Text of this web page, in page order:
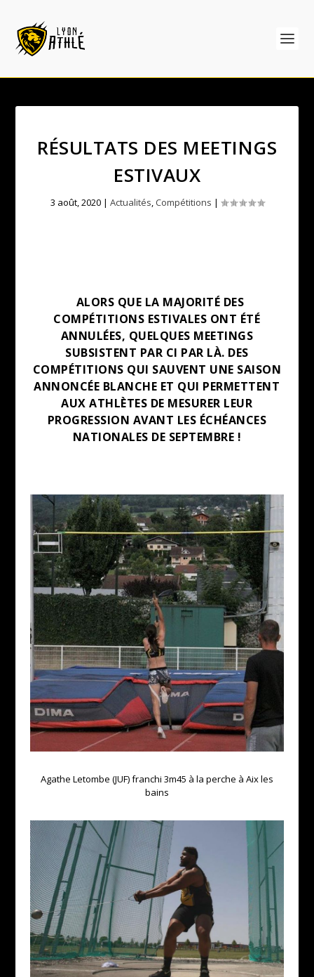
RÉSULTATS DES MEETINGS
ESTIVAUX
3 août, 2020| Actualités, Compétitions |
ALORS QUE LA MAJORITÉ DES
COMPÉTITIONS ESTIVALES ONT ÉTÉ
ANNULÉES, QUELQUES MEETINGS
SUBSISTENT PAR CI PAR LÀ. DES
COMPÉTITIONS QUI SAUVENT UNE SAISON
ANNONCÉE BLANCHE ET QUI PERMETTENT
AUX ATHLÈTES DE MESURER LEUR
PROGRESSION AVANT LES ÉCHÉANCES
NATIONALES DE SEPTEMBRE !
Agathe Letombe (JUF) franchi 3m45 à la perche à Aix les
bains